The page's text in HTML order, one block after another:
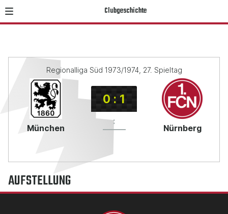
Clubgeschichte
Regionalliga Süd 1973/1974, 27. Spieltag
München
0 : 1
:
Nürnberg
AUFSTELLUNG